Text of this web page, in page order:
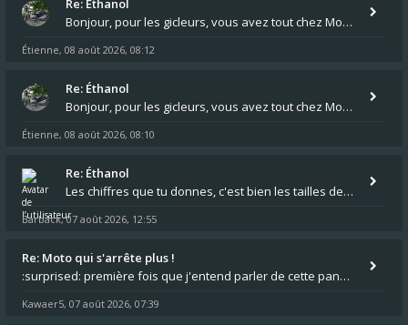
Re: Éthanol
Bonjour, pour les gicleurs, vous avez tout chez Motokristen à Bar sur Aube. https://www.motokristen.fr/ On peut aussi
Étienne, 08 août 2026, 08:12
Re: Éthanol
Bonjour, pour les gicleurs, vous avez tout chez Motokristen à Bar sur Aube. https://www.motokristen.fr/produits/4946-l
Étienne, 08 août 2026, 08:10
Re: Éthanol
Les chiffres que tu donnes, c'est bien les tailles de gicleur ? Par contre tes "-2 tours" à quoi correspondent t'ils ?
Barback,07 août 2026, 12:55
Re: Moto qui s'arrête plus !
:surprised: première fois que j'entend parler de cette panne ,ta moto aurait été maraboutée? :pretre:
Kawaer5, 07 août 2026, 07:39